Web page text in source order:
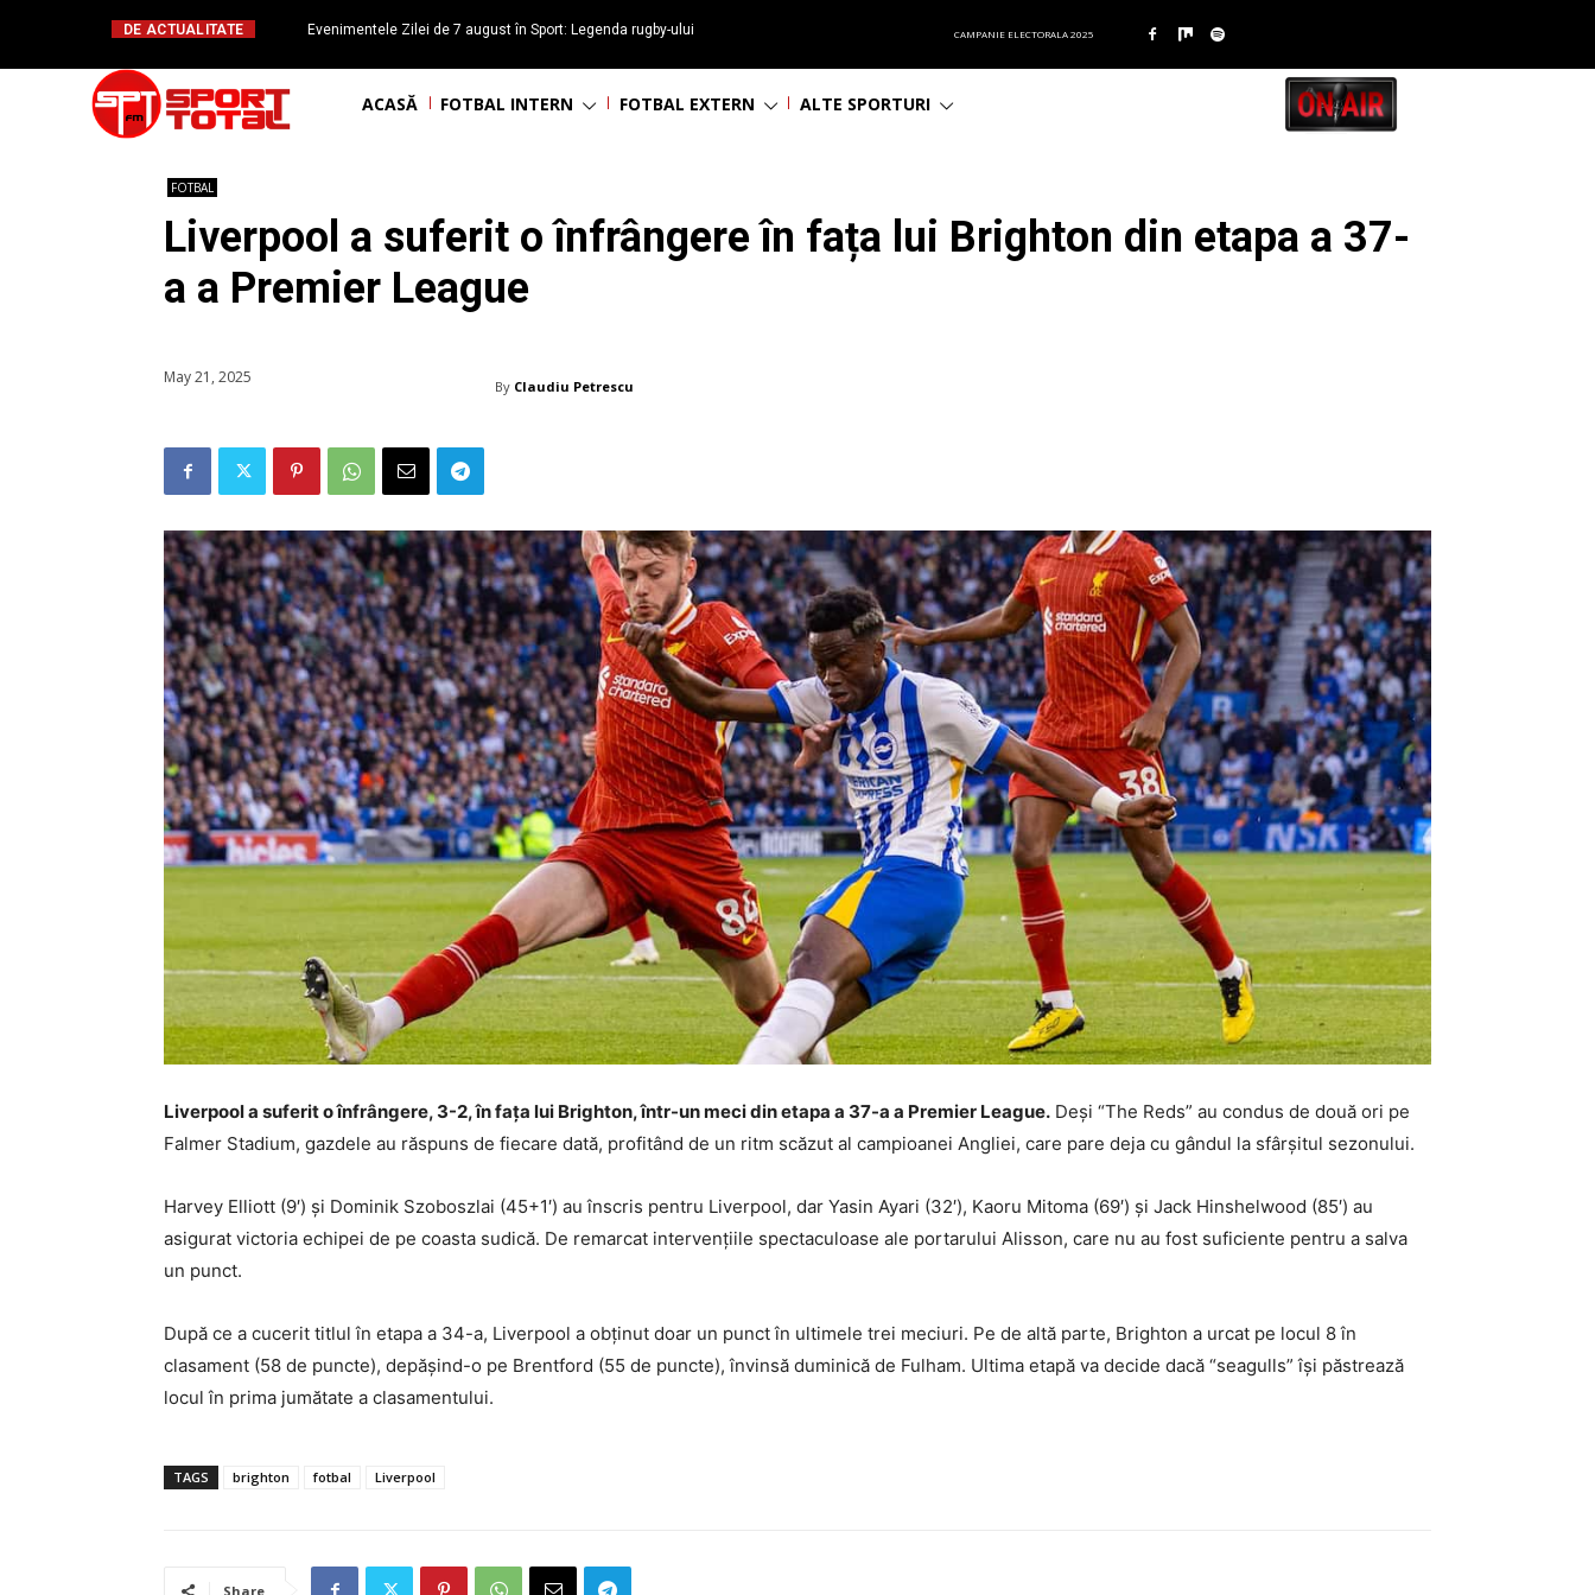
DE ACTUALITATE
Evenimentele Zilei de 7 august în Sport: Legenda rugby-ului
CAMPANIE ELECTORALA 2025
ACASĂ FOTBAL INTERN FOTBAL EXTERN ALTE SPORTURI
FOTBAL
Liverpool a suferit o înfrângere în fața lui Brighton din etapa a 37-
a a Premier League
May 21, 2025 By Claudiu Petrescu
Liverpool a suferit o înfrângere, 3-2, în fața lui Brighton, într-un meci din etapa a 37-a a Premier League. Deși “The Reds” au condus de două ori pe
Falmer Stadium, gazdele au răspuns de fiecare dată, profitând de un ritm scăzut al campioanei Angliei, care pare deja cu gândul la sfârșitul sezonului.
Harvey Elliott (9′) și Dominik Szoboszlai (45+1′) au înscris pentru Liverpool, dar Yasin Ayari (32′), Kaoru Mitoma (69′) și Jack Hinshelwood (85′) au
asigurat victoria echipei de pe coasta sudică. De remarcat intervențiile spectaculoase ale portarului Alisson, care nu au fost suficiente pentru a salva
un punct.
După ce a cucerit titlul în etapa a 34-a, Liverpool a obținut doar un punct în ultimele trei meciuri. Pe de altă parte, Brighton a urcat pe locul 8 în
clasament (58 de puncte), depășind-o pe Brentford (55 de puncte), învinsă duminică de Fulham. Ultima etapă va decide dacă “seagulls” își păstrează
locul în prima jumătate a clasamentului.
TAGS brighton fotbal Liverpool
Share